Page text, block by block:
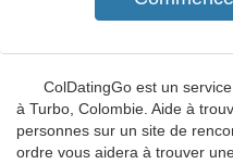
ColDatingGo est un
à Turbo, Colombie. Aide à
personnes sur un site de
ordre vous aidera à trouver